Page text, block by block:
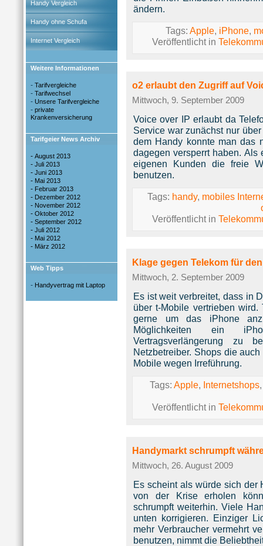
Handy Vergleich
Handy ohne Schufa
Internet Vergleich
Weitere Informationen
- Tarifvergleiche
- Tarifwechsel
- Unsere Tarifvergleiche
- private
Krankenversicherung
Tarifgeier News Archiv
- August 2013
- Juli 2013
- Juni 2013
- Mai 2013
- Februar 2013
- Dezember 2012
- November 2012
- Oktober 2012
- September 2012
- Juli 2012
- Mai 2012
- März 2012
Web Tipps
- Handyvertrag mit Laptop
ändern.
Tags: Apple, iPhone,
Veröffentlicht in
o2 erlaubt den Zugriff auf
Mittwoch, 9. September 2009
Voice over IP erlaubt da
Service war zunächst nur
dem Handy konnte man das
dagegen versperrt haben. Als
eigenen Kunden die freie
benutzen.
Tags: handy, mobiles
Veröffentlicht in
Klage gegen Telekom für
Mittwoch, 2. September 2009
Es ist weit verbreitet, dass in
über t-Mobile vertrieben wird.
gerne um das iPhone
Möglichkeiten ein
Vertragsverlängerung zu
Netzbetreiber. Shops die
Mobile wegen Irreführung.
Tags: Apple, Internetshops
Veröffentlicht in
Handymarkt schrumpft
Mittwoch, 26. August 2009
Es scheint als würde sich der
von der Krise erholen
schrumpft weiterhin. Viele
unten korrigieren. Einziger
mehr Verbraucher vermehrt
benutzen, nimmt die